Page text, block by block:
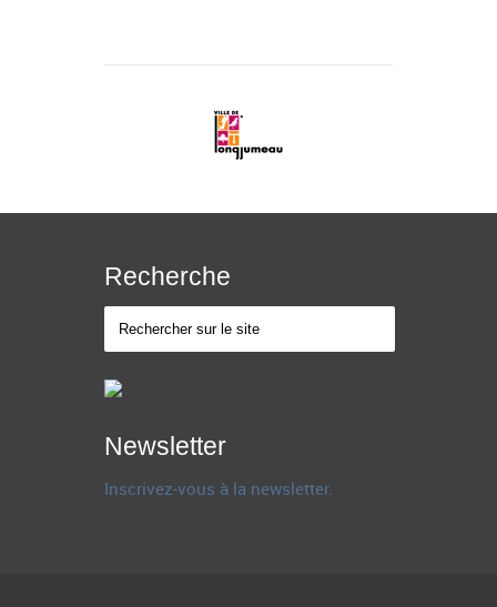
Recherche
Newsletter
Inscrivez-vous à la newsletter.